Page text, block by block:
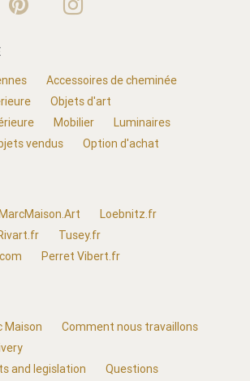
Accessoires de cheminée
Objets d'art
Mobilier
Luminaires
vendus Option d'achat
Loebnitz.fr
Tusey.fr
Perret Vibert.fr
Maison
Comment nous travaillons
and legislation
Questions